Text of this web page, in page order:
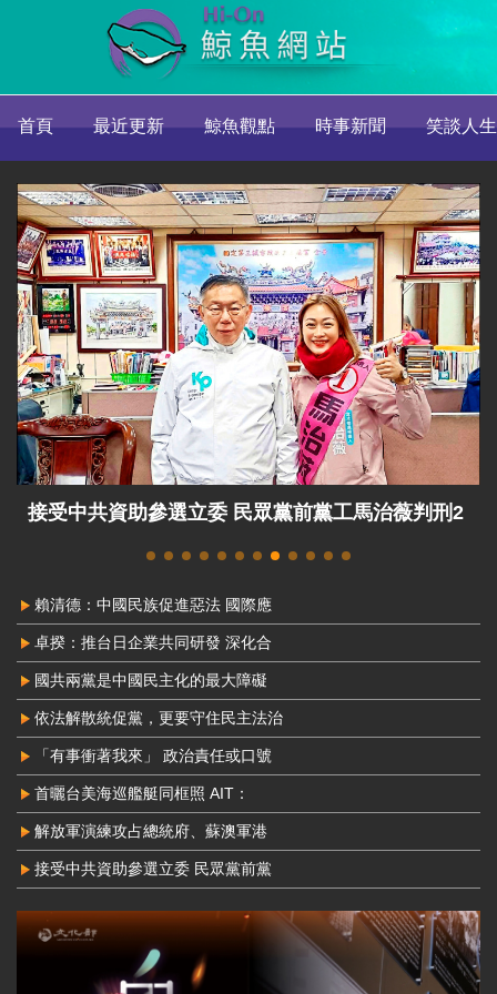
首頁 最近更新 鯨魚觀點 時事新聞 笑談人生
參選立委 民眾黨前黨工馬治薇判刑2 中配周滿芝為
賴清德：中國民族促進惡法 國際應
卓揆：推台日企業共同研發 深化合
國共兩黨是中國民主化的最大障礙
依法解散統促黨，更要守住民主法治
「有事衝著我來」 政治責任或口號
首曬台美海巡艦艇同框照 AIT：
解放軍演練攻占總統府、蘇澳軍港
接受中共資助參選立委 民眾黨前黨